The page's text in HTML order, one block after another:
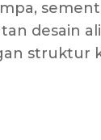
desain
struktur